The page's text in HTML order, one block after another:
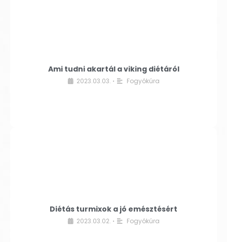
Ami tudni akartál a viking diétáról
2023.03.03. • Fogyókúra
Diétás turmixok a jó emésztésért
2023.03.02. • Fogyókúra